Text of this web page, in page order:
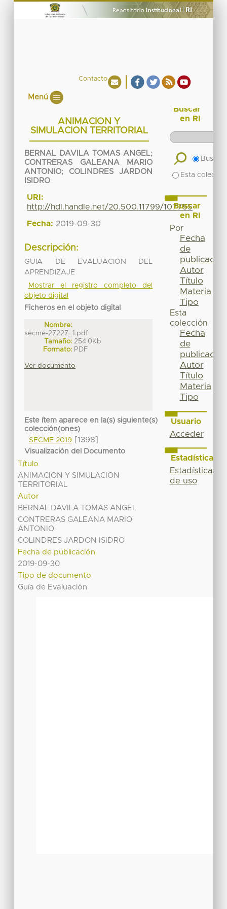
Contacto
Menú
ANIMACION Y
SIMULACION TERRITORIAL
BERNAL DAVILA TOMAS ANGEL;
CONTRERAS GALEANA MARIO
ANTONIO; COLINDRES JARDON
ISIDRO
URI:
http://hdl.handle.net/20.500.11799/107755
Fecha: 2019-09-30
Descripción:
GUIA DE EVALUACION DEL
APRENDIZAJE
Mostrar el registro completo del
objeto digital
Ficheros en el objeto digital
Nombre:
secme-27227_1.pdf
Tamaño: 254.0Kb
Formato: PDF
Ver documento
Este ítem aparece en la(s) siguiente(s)
colección(ones)
SECME 2019
[1398]
Visualización del Documento
Título
ANIMACION Y SIMULACION
TERRITORIAL
Autor
BERNAL DAVILA TOMAS ANGEL
CONTRERAS GALEANA MARIO
ANTONIO
COLINDRES JARDON ISIDRO
Fecha de publicación
2019-09-30
Tipo de documento
Guía de Evaluación
Buscar
en RI
Buscar
Esta
Buscar
en RI
Por
Fecha
de
publicación
Autor
Título
Materia
Tipo
Esta
colección
Fecha
de
publicación
Autor
Título
Materia
Tipo
Usuario
Acceder
Estadísticas
Estadísticas
de uso